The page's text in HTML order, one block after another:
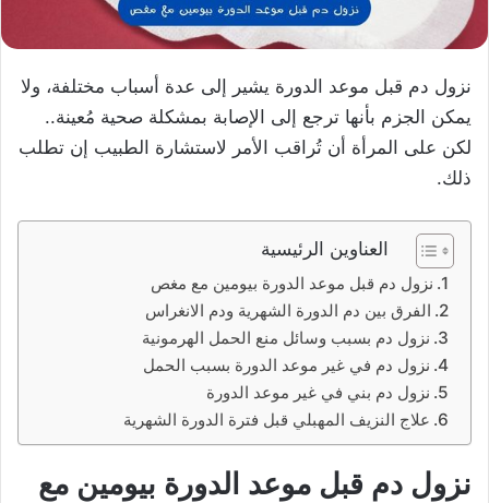
نزول دم قبل موعد الدورة يشير إلى عدة أسباب مختلفة، ولا
يمكن الجزم بأنها ترجع إلى الإصابة بمشكلة صحية مُعينة..
لكن على المرأة أن تُراقب الأمر لاستشارة الطبيب إن تطلب
ذلك.
العناوين الرئيسية
نزول دم قبل موعد الدورة بيومين مع مغص
الفرق بين دم الدورة الشهرية ودم الانغراس
نزول دم بسبب وسائل منع الحمل الهرمونية
نزول دم في غير موعد الدورة بسبب الحمل
نزول دم بني في غير موعد الدورة
علاج النزيف المهبلي قبل فترة الدورة الشهرية
نزول دم قبل موعد الدورة بيومين مع